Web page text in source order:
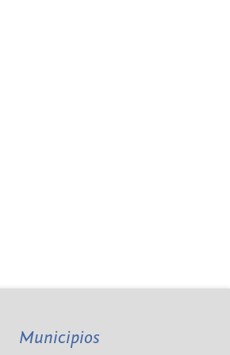
Municipios